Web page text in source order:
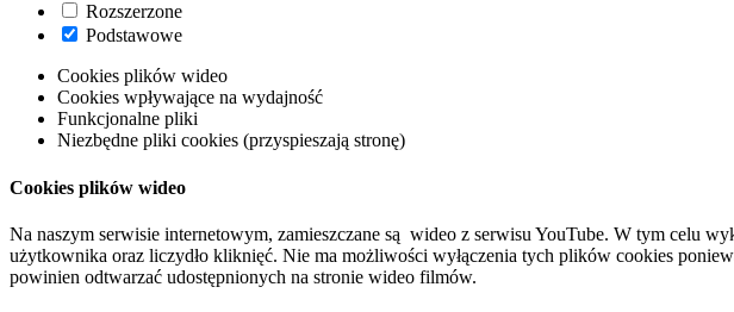
Rozszerzone
Podstawowe
Cookies plików wideo
Cookies wpływające na wydajność
Funkcjonalne pliki
Niezbędne pliki cookies (przyspieszają stronę)
Cookies plików wideo
Na naszym serwisie internetowym, zamieszczane są wideo z serwisu YouTube. W tym celu
użytkownika oraz liczydło kliknięć. Nie ma możliwości wyłączenia tych plików cookies
powinien odtwarzać udostępnionych na stronie wideo filmów.